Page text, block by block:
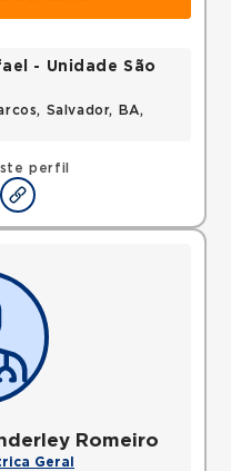
perfil
- Unidade São
Salvador, BA,
Romeiro
Geral